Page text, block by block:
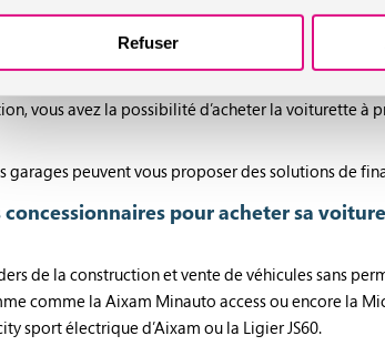
Refuser
(LOA) : Il s’agit
plus faible que la mensualité d’un crédit
le nombre de kilomètres ou encore les services
vous avez la possibilité d’acheter la voiturette à
garages peuvent vous proposer des solutions de
concessionnaires pour acheter sa
de la construction et vente de véhicules sans
comme la Aixam Minauto access ou encore la
sport électrique d’Aixam ou la Ligier JS60.